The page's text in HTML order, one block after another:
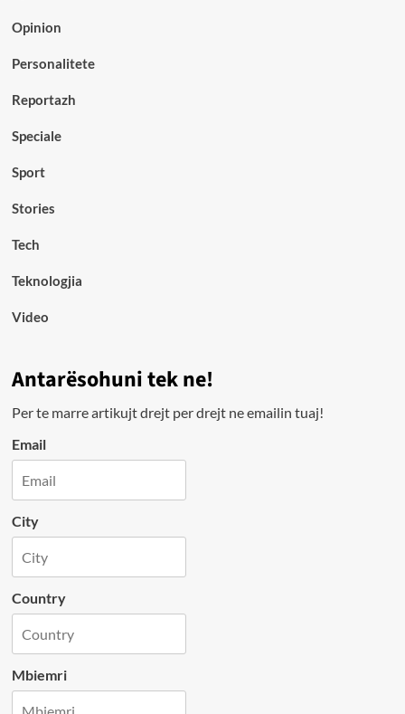
Opinion
Personalitete
Reportazh
Speciale
Sport
Stories
Tech
Teknologjia
Video
Antarësohuni tek ne!
Per te marre artikujt drejt per drejt ne emailin tuaj!
Email
City
Country
Mbiemri